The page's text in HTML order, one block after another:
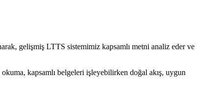
gelişmiş LTTS sistemimiz kapsamlı metni analiz eder ve
kapsamlı belgeleri işleyebilirken doğal akış, uygun